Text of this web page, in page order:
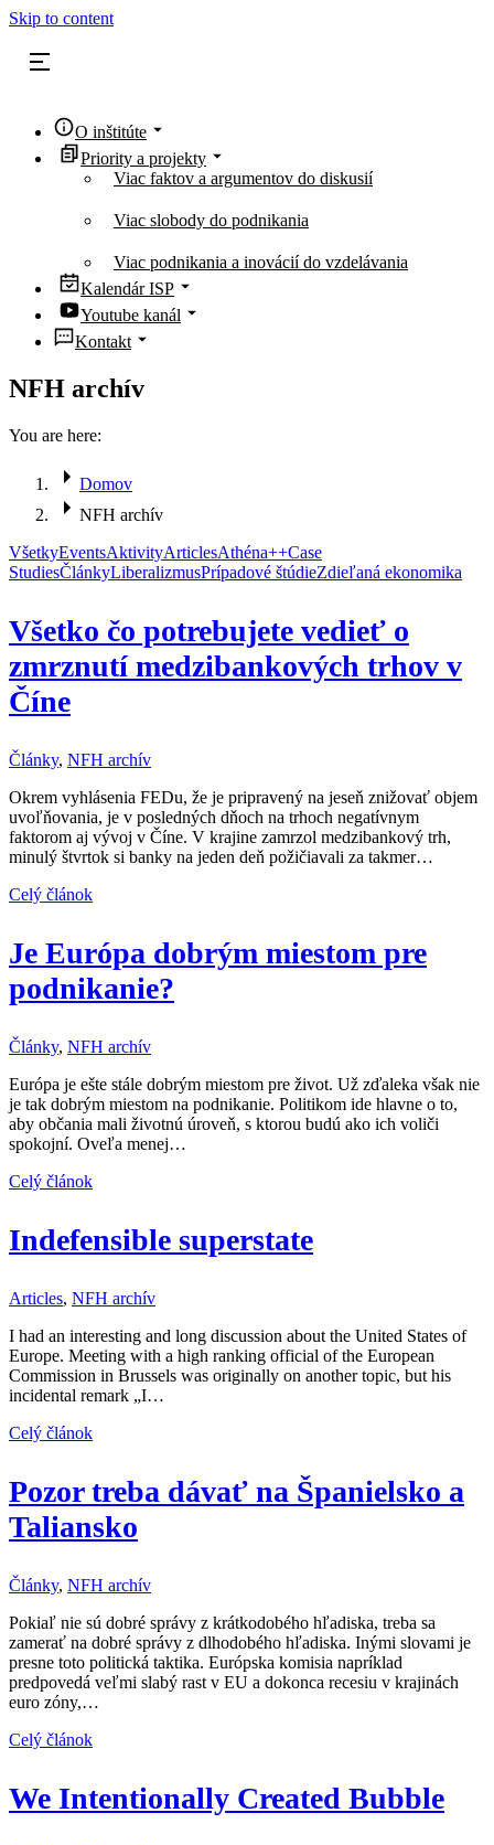
Skip to content
O inštitúte
Priority a projekty
Viac faktov a argumentov do diskusií
Viac slobody do podnikania
Viac podnikania a inovácií do vzdelávania
Kalendár ISP
Youtube kanál
Kontakt
NFH archív
You are here:
Domov
NFH archív
VšetkyEventsAktivityArticlesAthéna++Case
StudiesČlánkyLiberalizmusPrípadové štúdieZdieľaná ekonomika
Všetko čo potrebujete vedieť o
zmrznutí medzibankových trhov v
Číne
Články, NFH archív
Okrem vyhlásenia FEDu, že je pripravený na jeseň znižovať objem
uvoľňovania, je v posledných dňoch na trhoch negatívnym
faktorom aj vývoj v Číne. V krajine zamrzol medzibankový trh,
minulý štvrtok si banky na jeden deň požičiavali za takmer…
Celý článok
Je Európa dobrým miestom pre
podnikanie?
Články, NFH archív
Európa je ešte stále dobrým miestom pre život. Už zďaleka však nie
je tak dobrým miestom na podnikanie. Politikom ide hlavne o to,
aby občania mali životnú úroveň, s ktorou budú ako ich voliči
spokojní. Oveľa menej…
Celý článok
Indefensible superstate
Articles, NFH archív
I had an interesting and long discussion about the United States of
Europe. Meeting with a high ranking official of the European
Commission in Brussels was originally on another topic, but his
incidental remark „I…
Celý článok
Pozor treba dávať na Španielsko a
Taliansko
Články, NFH archív
Pokiaľ nie sú dobré správy z krátkodobého hľadiska, treba sa
zamerať na dobré správy z dlhodobého hľadiska. Inými slovami je
presne toto politická taktika. Európska komisia napríklad
predpovedá veľmi slabý rast v EU a dokonca recesiu v krajinách
euro zóny,…
Celý článok
We Intentionally Created Bubble